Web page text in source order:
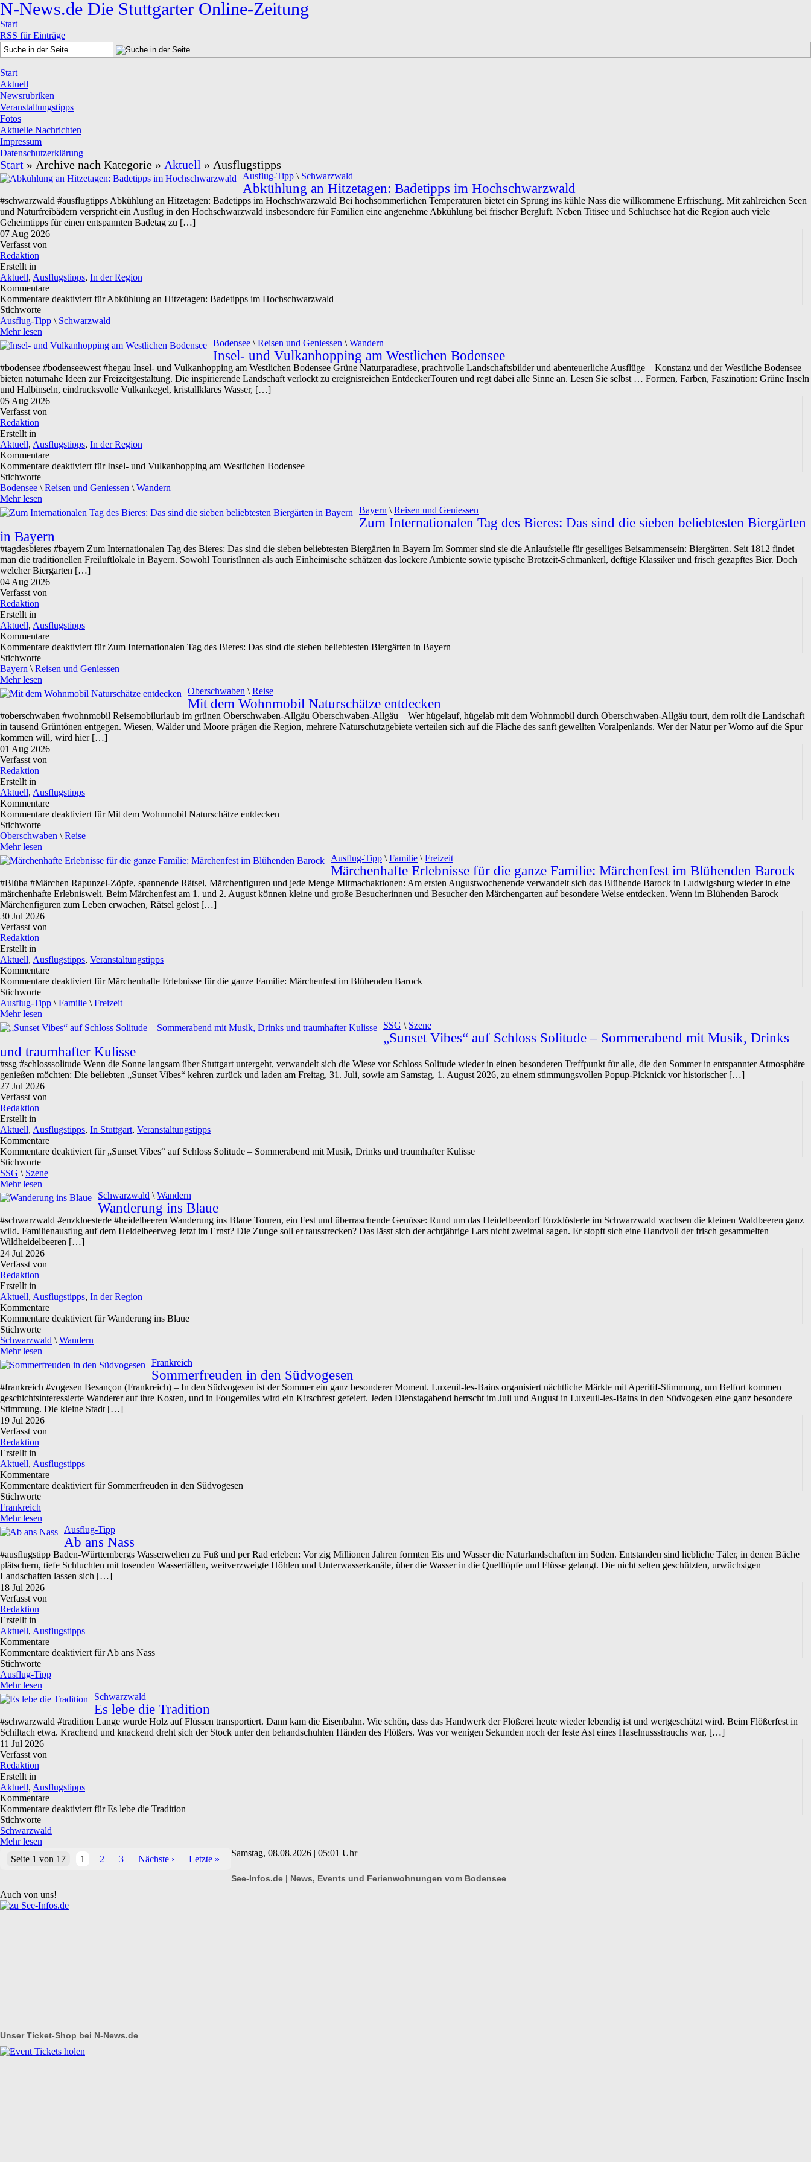
N-News.de Die Stuttgarter Online-Zeitung
Start
RSS für Einträge
Start
Aktuell
Newsrubriken
Veranstaltungstipps
Fotos
Aktuelle Nachrichten
Impressum
Datenschutzerklärung
Start » Archive nach Kategorie » Aktuell » Ausflugstipps
Ausflug-Tipp \ Schwarzwald
Abkühlung an Hitzetagen: Badetipps im Hochschwarzwald
#schwarzwald #ausflugtipps Abkühlung an Hitzetagen: Badetipps im Hochschwarzwald Bei hochsommerlichen Temperaturen bietet ein Sprung ins kühle Nass die willkommene Erfrischung. Mit zahlreichen Seen
und Naturfreibädern verspricht ein Ausflug in den Hochschwarzwald insbesondere für Familien eine angenehme Abkühlung bei frischer Bergluft. Neben Titisee und Schluchsee hat die Region auch viele
Geheimtipps für einen entspannten Badetag zu […]
07 Aug 2026
Verfasst von
Redaktion
Erstellt in
Aktuell, Ausflugstipps, In der Region
Kommentare
Kommentare deaktiviert für Abkühlung an Hitzetagen: Badetipps im Hochschwarzwald
Stichworte
Ausflug-Tipp \ Schwarzwald
Mehr lesen
Bodensee \ Reisen und Geniessen \ Wandern
Insel- und Vulkanhopping am Westlichen Bodensee
#bodensee #bodenseewest #hegau Insel- und Vulkanhopping am Westlichen Bodensee Grüne Naturparadiese, prachtvolle Landschaftsbilder und abenteuerliche Ausflüge – Konstanz und der Westliche Bodensee
bieten naturnahe Ideen zur Freizeitgestaltung. Die inspirierende Landschaft verlockt zu ereignisreichen EntdeckerTouren und regt dabei alle Sinne an. Lesen Sie selbst … Formen, Farben, Faszination: Grüne Inseln
und Halbinseln, eindrucksvolle Vulkankegel, kristallklares Wasser, […]
05 Aug 2026
Verfasst von
Redaktion
Erstellt in
Aktuell, Ausflugstipps, In der Region
Kommentare
Kommentare deaktiviert für Insel- und Vulkanhopping am Westlichen Bodensee
Stichworte
Bodensee \ Reisen und Geniessen \ Wandern
Mehr lesen
Bayern \ Reisen und Geniessen
Zum Internationalen Tag des Bieres: Das sind die sieben beliebtesten Biergärten
in Bayern
#tagdesbieres #bayern Zum Internationalen Tag des Bieres: Das sind die sieben beliebtesten Biergärten in Bayern Im Sommer sind sie die Anlaufstelle für geselliges Beisammensein: Biergärten. Seit 1812 findet
man die traditionellen Freiluftlokale in Bayern. Sowohl TouristInnen als auch Einheimische schätzen das lockere Ambiente sowie typische Brotzeit-Schmankerl, deftige Klassiker und frisch gezapftes Bier. Doch
welcher Biergarten […]
04 Aug 2026
Verfasst von
Redaktion
Erstellt in
Aktuell, Ausflugstipps
Kommentare
Kommentare deaktiviert für Zum Internationalen Tag des Bieres: Das sind die sieben beliebtesten Biergärten in Bayern
Stichworte
Bayern \ Reisen und Geniessen
Mehr lesen
Oberschwaben \ Reise
Mit dem Wohnmobil Naturschätze entdecken
#oberschwaben #wohnmobil Reisemobilurlaub im grünen Oberschwaben-Allgäu Oberschwaben-Allgäu – Wer hügelauf, hügelab mit dem Wohnmobil durch Oberschwaben-Allgäu tourt, dem rollt die Landschaft
in tausend Grüntönen entgegen. Wiesen, Wälder und Moore prägen die Region, mehrere Naturschutzgebiete verteilen sich auf die Fläche des sanft gewellten Voralpenlands. Wer der Natur per Womo auf die Spur
kommen will, wird hier […]
01 Aug 2026
Verfasst von
Redaktion
Erstellt in
Aktuell, Ausflugstipps
Kommentare
Kommentare deaktiviert für Mit dem Wohnmobil Naturschätze entdecken
Stichworte
Oberschwaben \ Reise
Mehr lesen
Ausflug-Tipp \ Familie \ Freizeit
Märchenhafte Erlebnisse für die ganze Familie: Märchenfest im Blühenden Barock
#Blüba #Märchen Rapunzel-Zöpfe, spannende Rätsel, Märchenfiguren und jede Menge Mitmachaktionen: Am ersten Augustwochenende verwandelt sich das Blühende Barock in Ludwigsburg wieder in eine
märchenhafte Erlebniswelt. Beim Märchenfest am 1. und 2. August können kleine und große Besucherinnen und Besucher den Märchengarten auf besondere Weise entdecken. Wenn im Blühenden Barock
Märchenfiguren zum Leben erwachen, Rätsel gelöst […]
30 Jul 2026
Verfasst von
Redaktion
Erstellt in
Aktuell, Ausflugstipps, Veranstaltungstipps
Kommentare
Kommentare deaktiviert für Märchenhafte Erlebnisse für die ganze Familie: Märchenfest im Blühenden Barock
Stichworte
Ausflug-Tipp \ Familie \ Freizeit
Mehr lesen
SSG \ Szene
„Sunset Vibes“ auf Schloss Solitude – Sommerabend mit Musik, Drinks
und traumhafter Kulisse
#ssg #schlosssolitude Wenn die Sonne langsam über Stuttgart untergeht, verwandelt sich die Wiese vor Schloss Solitude wieder in einen besonderen Treffpunkt für alle, die den Sommer in entspannter Atmosphäre
genießen möchten: Die beliebten „Sunset Vibes“ kehren zurück und laden am Freitag, 31. Juli, sowie am Samstag, 1. August 2026, zu einem stimmungsvollen Popup-Picknick vor historischer […]
27 Jul 2026
Verfasst von
Redaktion
Erstellt in
Aktuell, Ausflugstipps, In Stuttgart, Veranstaltungstipps
Kommentare
Kommentare deaktiviert für „Sunset Vibes“ auf Schloss Solitude – Sommerabend mit Musik, Drinks und traumhafter Kulisse
Stichworte
SSG \ Szene
Mehr lesen
Schwarzwald \ Wandern
Wanderung ins Blaue
#schwarzwald #enzkloesterle #heidelbeeren Wanderung ins Blaue Touren, ein Fest und überraschende Genüsse: Rund um das Heidelbeerdorf Enzklösterle im Schwarzwald wachsen die kleinen Waldbeeren ganz
wild. Familienausflug auf dem Heidelbeerweg Jetzt im Ernst? Die Zunge soll er rausstrecken? Das lässt sich der achtjährige Lars nicht zweimal sagen. Er stopft sich eine Handvoll der frisch gesammelten
Wildheidelbeeren […]
24 Jul 2026
Verfasst von
Redaktion
Erstellt in
Aktuell, Ausflugstipps, In der Region
Kommentare
Kommentare deaktiviert für Wanderung ins Blaue
Stichworte
Schwarzwald \ Wandern
Mehr lesen
Frankreich
Sommerfreuden in den Südvogesen
#frankreich #vogesen Besançon (Frankreich) – In den Südvogesen ist der Sommer ein ganz besonderer Moment. Luxeuil-les-Bains organisiert nächtliche Märkte mit Aperitif-Stimmung, um Belfort kommen
geschichtsinteressierte Wanderer auf ihre Kosten, und in Fougerolles wird ein Kirschfest gefeiert. Jeden Dienstagabend herrscht im Juli und August in Luxeuil-les-Bains in den Südvogesen eine ganz besondere
Stimmung. Die kleine Stadt […]
19 Jul 2026
Verfasst von
Redaktion
Erstellt in
Aktuell, Ausflugstipps
Kommentare
Kommentare deaktiviert für Sommerfreuden in den Südvogesen
Stichworte
Frankreich
Mehr lesen
Ausflug-Tipp
Ab ans Nass
#ausflugstipp Baden-Württembergs Wasserwelten zu Fuß und per Rad erleben: Vor zig Millionen Jahren formten Eis und Wasser die Naturlandschaften im Süden. Entstanden sind liebliche Täler, in denen Bäche
plätschern, tiefe Schluchten mit tosenden Wasserfällen, weitverzweigte Höhlen und Unterwasserkanäle, über die Wasser in die Quelltöpfe und Flüsse gelangt. Die nicht selten geschützten, urwüchsigen
Landschaften lassen sich […]
18 Jul 2026
Verfasst von
Redaktion
Erstellt in
Aktuell, Ausflugstipps
Kommentare
Kommentare deaktiviert für Ab ans Nass
Stichworte
Ausflug-Tipp
Mehr lesen
Schwarzwald
Es lebe die Tradition
#schwarzwald #tradition Lange wurde Holz auf Flüssen transportiert. Dann kam die Eisenbahn. Wie schön, dass das Handwerk der Flößerei heute wieder lebendig ist und wertgeschätzt wird. Beim Flößerfest in
Schiltach etwa. Krachend und knackend dreht sich der Stock unter den behandschuhten Händen des Flößers. Was vor wenigen Sekunden noch der feste Ast eines Haselnussstrauchs war, […]
11 Jul 2026
Verfasst von
Redaktion
Erstellt in
Aktuell, Ausflugstipps
Kommentare
Kommentare deaktiviert für Es lebe die Tradition
Stichworte
Schwarzwald
Mehr lesen
Seite 1 von 17
1 2 3 Nächste › Letzte »
Samstag, 08.08.2026 | 05:01 Uhr
See-Infos.de | News, Events und Ferienwohnungen vom Bodensee
Auch von uns!
Unser Ticket-Shop bei N-News.de